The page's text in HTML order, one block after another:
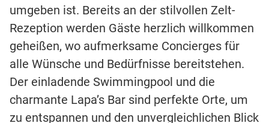
umgeben ist. Bereits an der stilvollen Zelt-
Rezeption werden Gäste herzlich willkommen
geheißen, wo aufmerksame Concierges für
alle Wünsche und Bedürfnisse bereitstehen.
Der einladende Swimmingpool und die
charmante Lapa’s Bar sind perfekte Orte, um
zu entspannen und den unvergleichlichen Blick